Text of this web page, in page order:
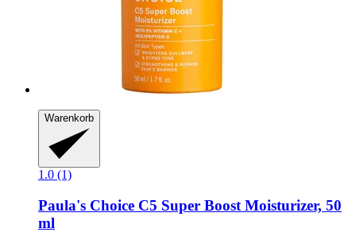
Warenkorb
1.0 (1)
Paula's Choice C5 Super Boost Moisturizer, 50
ml